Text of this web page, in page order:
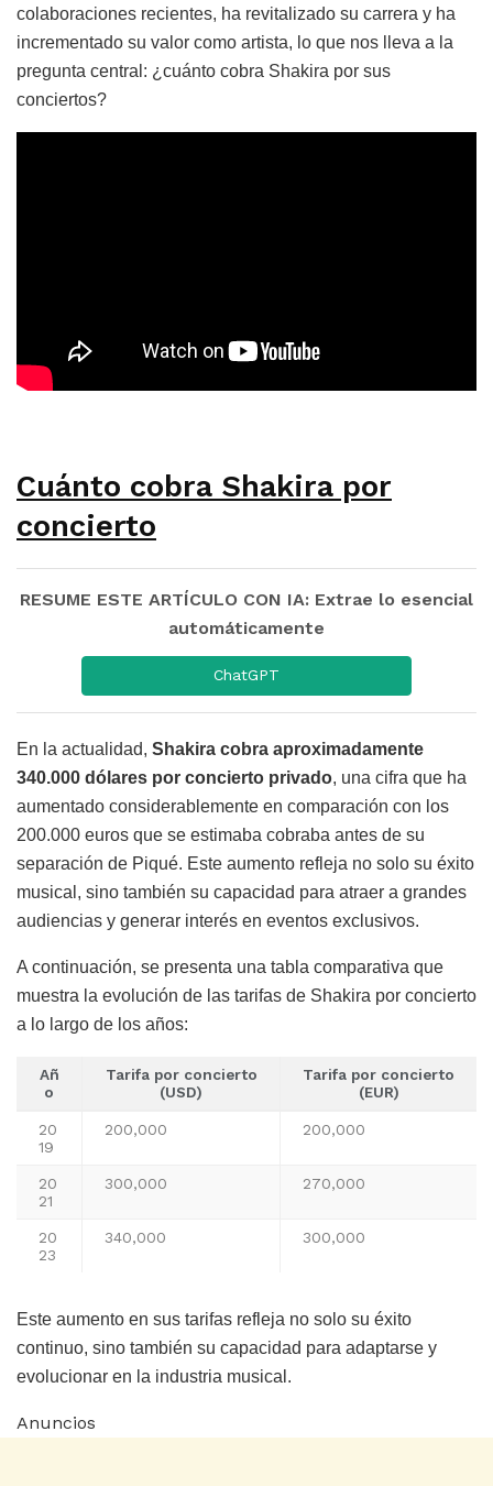
colaboraciones recientes, ha revitalizado su carrera y ha
incrementado su valor como artista, lo que nos lleva a la
pregunta central: ¿cuánto cobra Shakira por sus
conciertos?
Cuánto cobra Shakira por
concierto
RESUME ESTE ARTÍCULO CON IA: Extrae lo esencial
automáticamente
ChatGPT
En la actualidad, Shakira cobra aproximadamente
340.000 dólares por concierto privado, una cifra que ha
aumentado considerablemente en comparación con los
200.000 euros que se estimaba cobraba antes de su
separación de Piqué. Este aumento refleja no solo su éxito
musical, sino también su capacidad para atraer a grandes
audiencias y generar interés en eventos exclusivos.
A continuación, se presenta una tabla comparativa que
muestra la evolución de las tarifas de Shakira por concierto
a lo largo de los años:
Añ
o
Tarifa por concierto
(USD)
Tarifa por concierto
(EUR)
20
19
200,000 200,000
20
21
300,000 270,000
20
23
340,000 300,000
Este aumento en sus tarifas refleja no solo su éxito
continuo, sino también su capacidad para adaptarse y
evolucionar en la industria musical.
Anuncios